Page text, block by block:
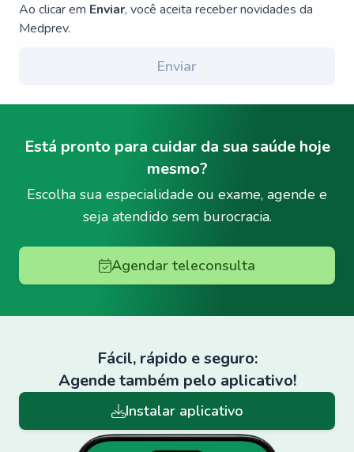
Ao clicar em Enviar, você aceita receber novidades da
Medprev.
Enviar
Está pronto para cuidar da sua saúde hoje
mesmo?
Escolha sua especialidade ou exame, agende e
seja atendido sem burocracia.
Agendar teleconsulta
Fácil, rápido e seguro:
Agende também pelo aplicativo!
Instalar aplicativo